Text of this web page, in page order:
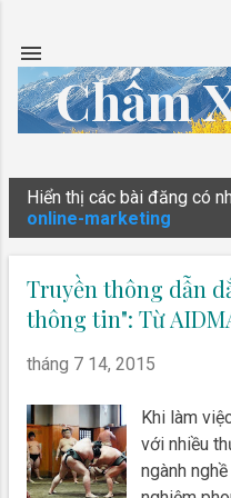
Chấm
à
Hiển thị các bài đăng có
online-marketing
Truyền thông dẫn
thông tin": Từ
tháng 7 14, 2015
Khi làm
với nhiều
ngành